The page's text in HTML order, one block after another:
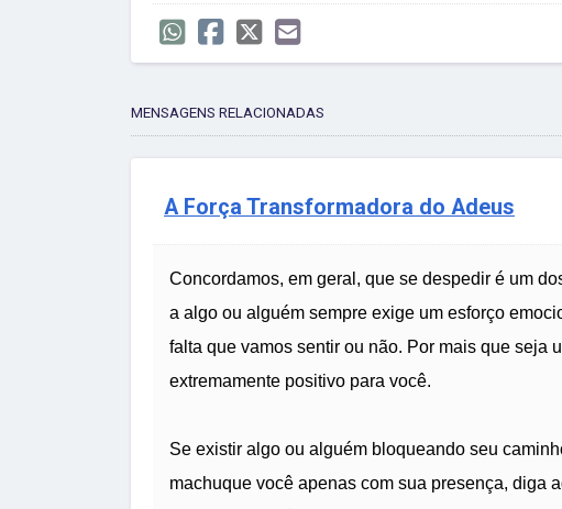
MENSAGENS RELACIONADAS
A Força Transformadora do Adeus
Concordamos, em geral, que se despedir é um
a algo ou alguém sempre exige um esforço
falta que vamos sentir ou não. Por mais que seja
extremamente positivo para você.
Se existir algo ou alguém bloqueando seu
machuque você apenas com sua presença, diga